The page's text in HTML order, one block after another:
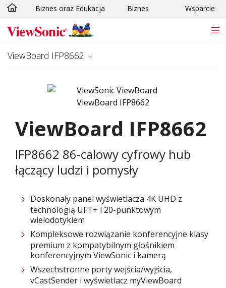
Skip to main content
Biznes oraz Edukacja Biznes Wsparcie
ViewBoard IFP8662
ViewBoard IFP8662
IFP8662 86-calowy cyfrowy hub
łączący ludzi i pomysły
Doskonały panel wyświetlacza 4K UHD z
technologią UFT+ i 20-punktowym
wielodotykiem
Kompleksowe rozwiązanie konferencyjne klasy
premium z kompatybilnym głośnikiem
konferencyjnym ViewSonic i kamerą
Wszechstronne porty wejścia/wyjścia,
vCastSender i wyświetlacz myViewBoard